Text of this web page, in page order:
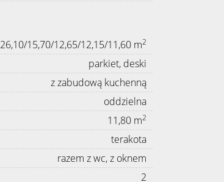
26,10/15,70/12,65/12,15/11,60 m2
parkiet, deski
z zabudową kuchenną
oddzielna
11,80 m2
terakota
razem z wc, z oknem
2